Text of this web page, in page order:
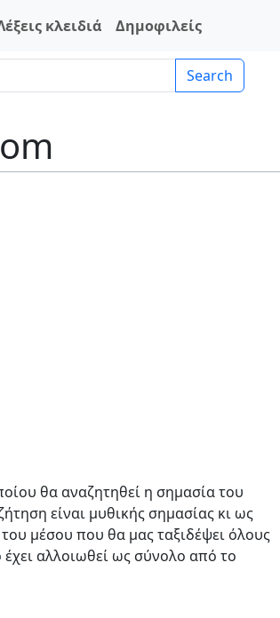
κλειδιά Δημοφιλείς
Search
θα αναζητηθεί η σημασία του
είναι μυθικής σημασίας κι ως
μέσου που θα μας ταξιδέψει όλους
αλλοιωθεί ως σύνολο από το